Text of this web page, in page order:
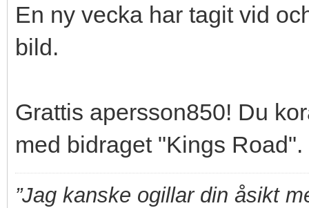
En ny vecka har tagit vid
bild.
Grattis apersson850! Du
med bidraget "Kings Road".
”Jag kanske ogillar din åsikt